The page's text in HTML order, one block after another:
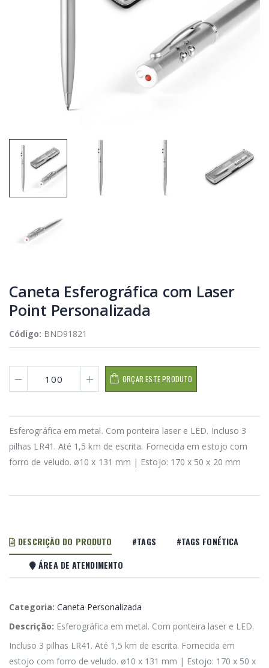
Caneta Esferográfica com Laser
Point Personalizada
Código: BND91821
ORÇAR ESTE PRODUTO
Esferográfica em metal. Com ponteira laser e LED. Incluso 3
pilhas LR41. Até 1,5 km de escrita. Fornecida em estojo com
forro de veludo. ø10 x 131 mm | Estojo: 170 x 50 x 20 mm
DESCRIÇÃO DO PRODUTO #TAGS
#TAGS FONÉTICA
ÁREA DE ATENDIMENTO
Categoria: Caneta Personalizada
Descrição: Esferográfica em metal. Com ponteira laser e LED.
Incluso 3 pilhas LR41. Até 1,5 km de escrita. Fornecida em
estojo com forro de veludo. ø10 x 131 mm | Estojo: 170 x 50 x